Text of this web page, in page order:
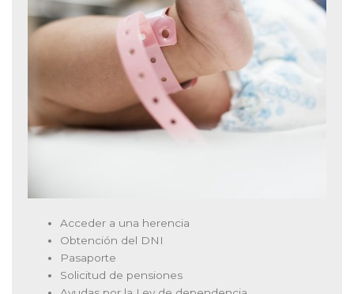
Acceder a una herencia
Obtención del DNI
Pasaporte
Solicitud de pensiones